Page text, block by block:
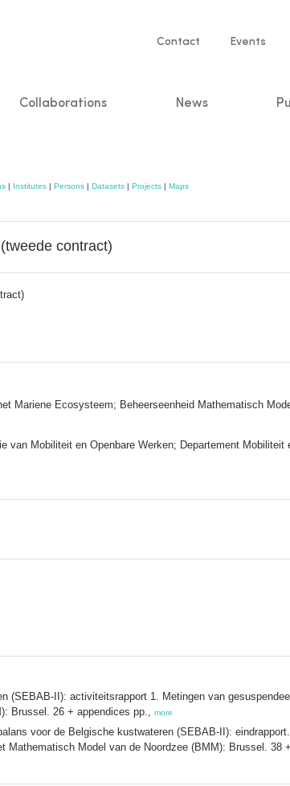
Service
Contact Events
Collaborations News
| Institutes | Persons | Datasets | Projects | Maps
contract)
Mariene Ecosysteem; Beheerseenheid Mathematisch
Mobiliteit en Openbare Werken; Departement Mobiliteit
(SEBAB-II): activiteitsrapport 1. Metingen van
Brussel. 26 + appendices pp.,
more
voor de Belgische kustwateren (SEBAB-II):
Model van de Noordzee (BMM): Brussel. 38